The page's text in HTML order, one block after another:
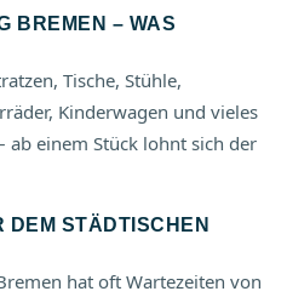
BREMEN – WAS
Tische, Stühle,
Kinderwagen und vieles
ab einem Stück lohnt sich der
DEM STÄDTISCHEN
hat oft Wartezeiten von